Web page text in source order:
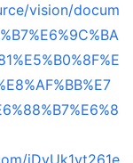
vision/docum